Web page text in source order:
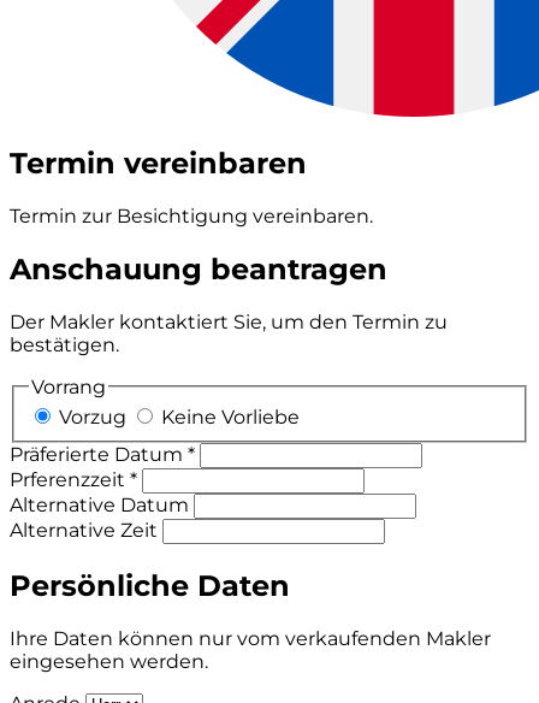
Termin vereinbaren
Termin zur Besichtigung vereinbaren.
Anschauung beantragen
Der Makler kontaktiert Sie, um den Termin zu
bestätigen.
Vorrang
Vorzug
Keine Vorliebe
Präferierte Datum *
Prferenzzeit *
Alternative Datum
Alternative Zeit
Persönliche Daten
Ihre Daten können nur vom verkaufenden Makler
eingesehen werden.